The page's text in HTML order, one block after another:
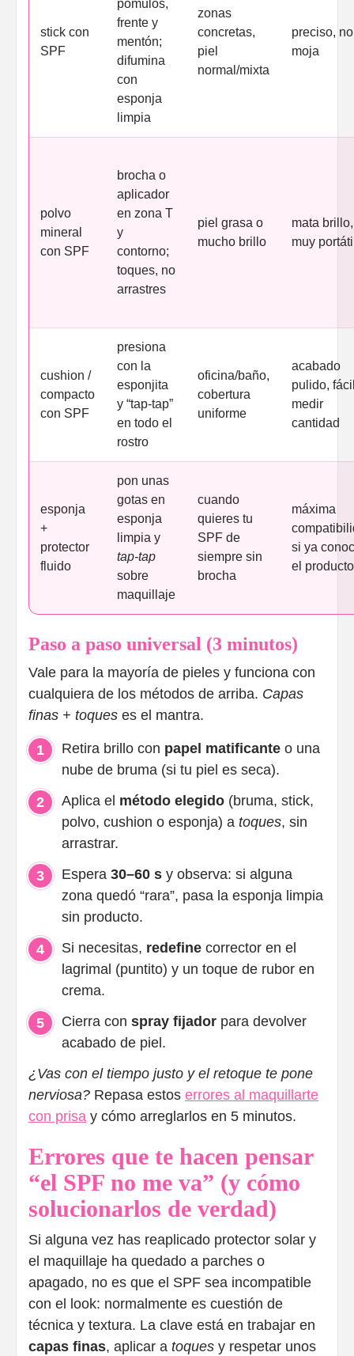
stick con
SPF
pómulos,
frente y
mentón;
difumina
con
esponja
limpia
zonas
concretas,
piel
normal/mixta
preciso, no
moja
polvo
mineral
con SPF
brocha o
aplicador
en zona T
y
contorno;
toques, no
arrastres
piel grasa o
mucho brillo
mata brillo,
muy
cushion /
compacto
con SPF
presiona
con la
esponjita
y “tap-tap”
en todo el
rostro
oficina/baño,
cobertura
uniforme
acabado
pulido,
medir
cantidad
esponja
+
protector
fluido
pon unas
gotas en
esponja
limpia y
tap-tap
sobre
maquillaje
cuando
quieres tu
SPF de
siempre sin
brocha
máxima
si ya
el producto
Paso a paso universal (3 minutos)
Vale para la mayoría de pieles y funciona con
cualquiera de los métodos de arriba. Capas
finas + toques es el mantra.
Retira brillo con papel matificante o una
nube de bruma (si tu piel es seca).
Aplica el método elegido (bruma, stick,
polvo, cushion o esponja) a toques, sin
arrastrar.
Espera 30–60 s y observa: si alguna
zona quedó “rara”, pasa la esponja limpia
sin producto.
Si necesitas, redefine corrector en el
lagrimal (puntito) y un toque de rubor en
crema.
Cierra con spray fijador para devolver
acabado de piel.
¿Vas con el tiempo justo y el retoque te pone
nerviosa? Repasa estos errores al maquillarte
con prisa y cómo arreglarlos en 5 minutos.
Errores que te hacen pensar
“el SPF no me va” (y cómo
solucionarlos de verdad)
Si alguna vez has reaplicado protector solar y
el maquillaje ha quedado a parches o
apagado, no es que el SPF sea incompatible
con el look: normalmente es cuestión de
técnica y textura. La clave está en trabajar en
capas finas, aplicar a toques y respetar unos